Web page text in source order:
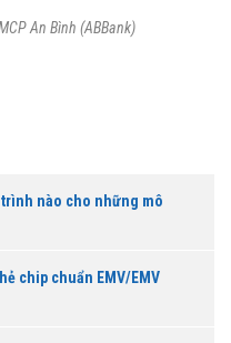
An Bình (ABBank)
trình nào cho những mô
chip chuẩn EMV/EMV